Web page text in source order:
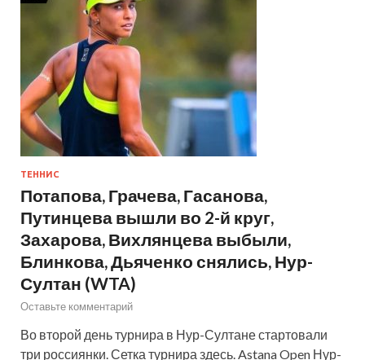
ТЕННИС
Потапова, Грачева, Гасанова,
Путинцева вышли во 2-й круг,
Захарова, Вихлянцева выбыли,
Блинкова, Дьяченко снялись, Нур-
Султан (WTA)
Оставьте комментарий
Во второй день турнира в Нур-Султане стартовали
три россиянки. Сетка турнира здесь. Astana Open Нур-